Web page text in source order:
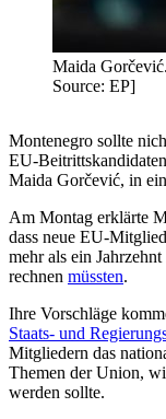
Maida
Source: EP]
Montenegro sollte
EU-
Maida Gorčević, in
Am Montag erklärte
dass neue EU-
mehr als ein
rechnen müssten.
Ihre Vorschläge
Staats- und
Mitgliedern das
Themen der Union,
werden sollte.